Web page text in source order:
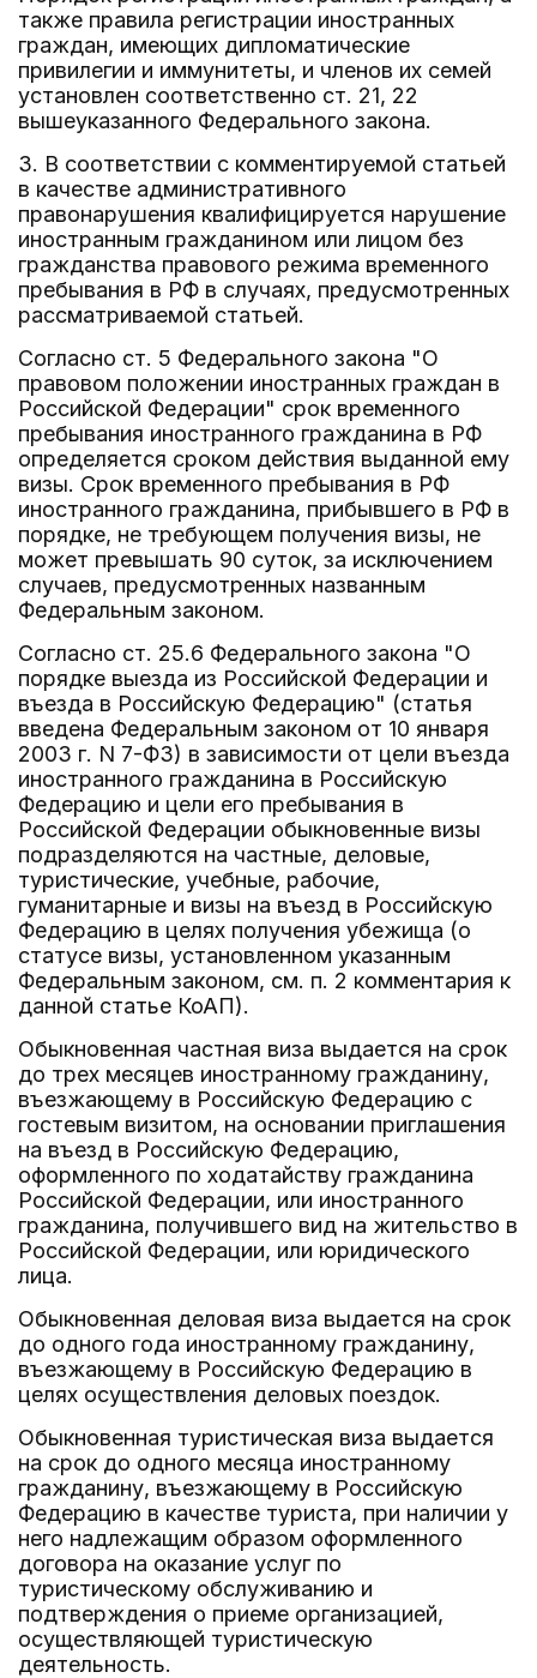
также правила регистрации иностранных
граждан, имеющих дипломатические
привилегии и иммунитеты, и членов их семей
установлен соответственно ст. 21, 22
вышеуказанного Федерального закона.
3. В соответствии с комментируемой статьей
в качестве административного
правонарушения квалифицируется нарушение
иностранным гражданином или лицом без
гражданства правового режима временного
пребывания в РФ в случаях, предусмотренных
рассматриваемой статьей.
Согласно ст. 5 Федерального закона "О
правовом положении иностранных граждан в
Российской Федерации" срок временного
пребывания иностранного гражданина в РФ
определяется сроком действия выданной ему
визы. Срок временного пребывания в РФ
иностранного гражданина, прибывшего в РФ в
порядке, не требующем получения визы, не
может превышать 90 суток, за исключением
случаев, предусмотренных названным
Федеральным законом.
Согласно ст. 25.6 Федерального закона "О
порядке выезда из Российской Федерации и
въезда в Российскую Федерацию" (статья
введена Федеральным законом от 10 января
2003 г. N 7-ФЗ) в зависимости от цели въезда
иностранного гражданина в Российскую
Федерацию и цели его пребывания в
Российской Федерации обыкновенные визы
подразделяются на частные, деловые,
туристические, учебные, рабочие,
гуманитарные и визы на въезд в Российскую
Федерацию в целях получения убежища (о
статусе визы, установленном указанным
Федеральным законом, см. п. 2 комментария к
данной статье КоАП).
Обыкновенная частная виза выдается на срок
до трех месяцев иностранному гражданину,
въезжающему в Российскую Федерацию с
гостевым визитом, на основании приглашения
на въезд в Российскую Федерацию,
оформленного по ходатайству гражданина
Российской Федерации, или иностранного
гражданина, получившего вид на жительство в
Российской Федерации, или юридического
лица.
Обыкновенная деловая виза выдается на срок
до одного года иностранному гражданину,
въезжающему в Российскую Федерацию в
целях осуществления деловых поездок.
Обыкновенная туристическая виза выдается
на срок до одного месяца иностранному
гражданину, въезжающему в Российскую
Федерацию в качестве туриста, при наличии у
него надлежащим образом оформленного
договора на оказание услуг по
туристическому обслуживанию и
подтверждения о приеме организацией,
осуществляющей туристическую
деятельность.